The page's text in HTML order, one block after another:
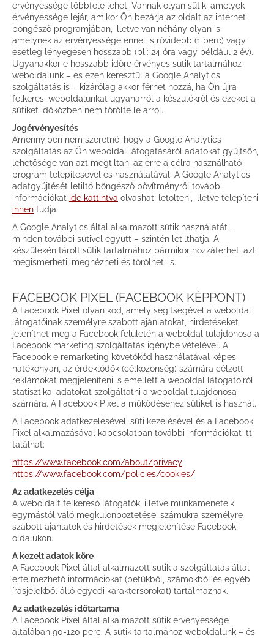
érvényessége többféle lehet. Vannak olyan sütik, amelyek
érvényessége lejár, amikor Ön bezárja az oldalt az internet
böngésző programjában, illetve van néhány olyan is,
amelynek az érvényessége ennél is rövidebb (1 perc) vagy
esetleg lényegesen hosszabb (pl.: 24 óra vagy például 2 év).
Ugyanakkor e hosszabb időre érvényes sütik tartalmához
weboldalunk – és ezen keresztül a Google Analytics
szolgáltatás is – kizárólag akkor férhet hozzá, ha Ön újra
felkeresi weboldalunkat ugyanarról a készülékről és ezeket a
sütiket időközben nem törölte le arról.
Jogérvényesítés
Amennyiben nem szeretné, hogy a Google Analytics
szolgáltatás az Ön weboldal látogatásáról adatokat gyűjtsön,
lehetősége van azt megtiltani az erre a célra használható
program telepítésével és használatával. A Google Analytics
adatgyűjtését letiltó böngésző bővítményről további
információkat ide kattintva olvashat, letölteni, illetve telepíteni
innen tudja.
A Google Analytics által alkalmazott sütik használatát –
minden további sütivel együtt – szintén letilthatja. A
készülékén tárolt sütik tartalmához bármikor hozzáférhet, azt
megismerheti, megnézheti és törölheti is.
FACEBOOK PIXEL (FACEBOOK KÉPPONT)
A Facebook Pixel olyan kód, amely segítségével a weboldal
látogatóinak személyre szabott ajánlatokat, hirdetéseket
jeleníthet meg a Facebook felületén a weboldal tulajdonosa a
Facebook marketing szolgáltatás igénybe vételével. A
Facebook e remarketing követőkód használatával képes
hatékonyan, az érdeklődők (célközönség) számára célzott
reklámokat megjeleníteni, s emellett a weboldal látogatóiról
statisztikai adatokat szolgáltatni a weboldal tulajdonosa
számára. A Facebook Pixel a működéséhez sütiket is használ.
A Facebook adatkezelésével, süti kezelésével és a Facebook
Pixel alkalmazásával kapcsolatban további információkat itt
találhat:
https://www.facebook.com/about/privacy
https://www.facebook.com/policies/cookies/
Az adatkezelés célja
A weboldalt felkereső látogatók, illetve munkameneteik
egymástól való megkülönböztetése, számukra személyre
szabott ajánlatok és hirdetések megjelenítése Facebook
oldalukon.
A kezelt adatok köre
A Facebook Pixel által alkalmazott sütik a szolgáltatás által
értelmezhető információkat (betűkből, számokból és egyéb
írásjelekből álló egyedi karaktersorokat) tartalmaznak.
Az adatkezelés időtartama
A Facebook Pixel által alkalmazott sütik érvényessége
általában 90-120 perc. A sütik tartalmához weboldalunk – és